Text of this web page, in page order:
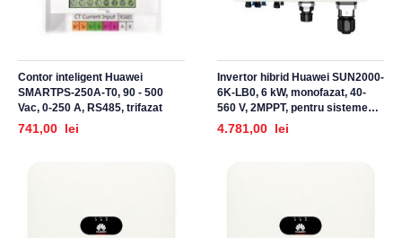
Contor inteligent Huawei
SMARTPS-250A-T0, 90 - 500
Vac, 0-250 A, RS485, trifazat
741,00 lei
Invertor hibrid Huawei SUN2000-
6K-LB0, 6 kW, monofazat, 40-
560 V, 2MPPT, pentru sisteme
fotovoltaice
4.781,00 lei